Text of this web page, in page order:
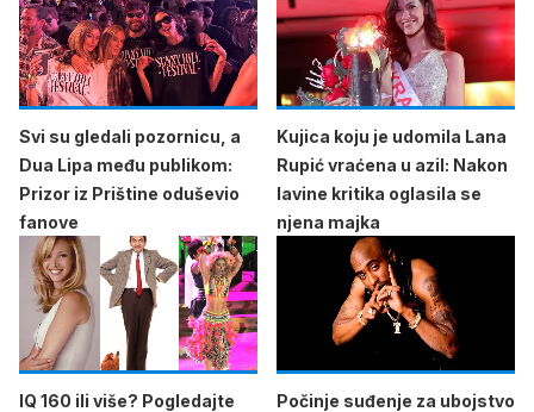
Svi su gledali pozornicu, a
Dua Lipa među publikom:
Prizor iz Prištine oduševio
fanove
Kujica koju je udomila Lana
Rupić vraćena u azil: Nakon
lavine kritika oglasila se
njena majka
IQ 160 ili više? Pogledajte
Počinje suđenje za ubojstvo